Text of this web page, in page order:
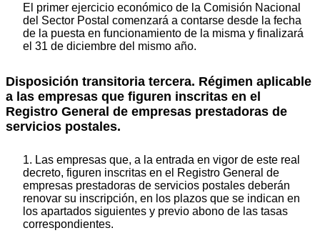
El primer ejercicio económico de la Comisión Nacional
del Sector Postal comenzará a contarse desde la fecha
de la puesta en funcionamiento de la misma y finalizará
el 31 de diciembre del mismo año.
Disposición transitoria tercera. Régimen aplicable
a las empresas que figuren inscritas en el
Registro General de empresas prestadoras de
servicios postales.
1. Las empresas que, a la entrada en vigor de este real
decreto, figuren inscritas en el Registro General de
empresas prestadoras de servicios postales deberán
renovar su inscripción, en los plazos que se indican en
los apartados siguientes y previo abono de las tasas
correspondientes.